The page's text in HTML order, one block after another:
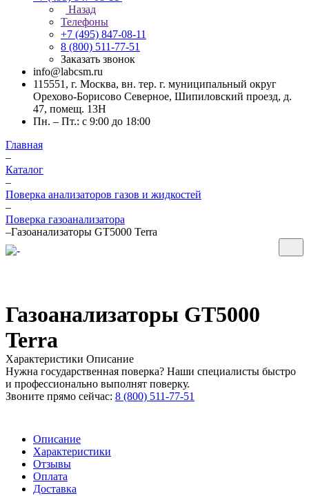
Назад
Телефоны
+7 (495) 847-08-11
8 (800) 511-77-51
Заказать звонок
info@labcsm.ru
115551, г. Москва, вн. тер. г. муниципальный округ
Орехово-Борисово Северное, Шипиловский проезд, д.
47, помещ. 13Н
Пн. – Пт.: с 9:00 до 18:00
Главная
–
Каталог
–
Поверка анализаторов газов и жидкостей
–
Поверка газоанализатора
–Газоанализаторы GT5000 Terra
Газоанализаторы GT5000
Terra
Характеристики Описание
Нужна государственная поверка? Наши специалисты быстро
и профессионально выполнят поверку.
Звоните прямо сейчас: 8 (800) 511-77-51
Описание
Характеристики
Отзывы
Оплата
Доставка